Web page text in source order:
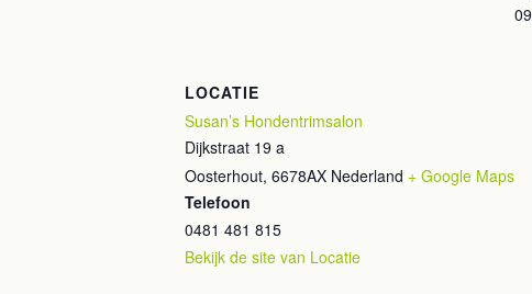
LOCATIE
Susan’s Hondentrimsalon
Dijkstraat 19 a
Oosterhout, 6678AX Nederland + Google Maps
Telefoon
0481 481 815
Bekijk de site van Locatie